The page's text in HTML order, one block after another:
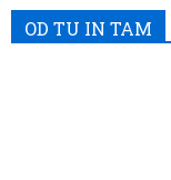
OD TU IN TAM